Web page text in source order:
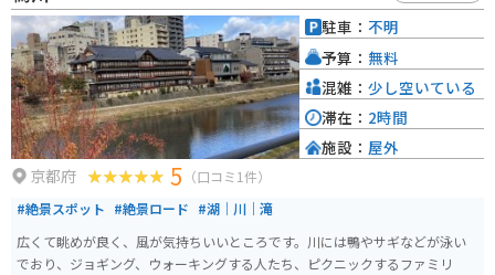
います。 8つのテーマ「かくれるにふれる」「いろ」「わざ」「すがた」「W
ONDER MOMENTS」「みずべ」「うごき」「つながり」は異なる世界を表現
しています。
京都府 5 （口コミ1件）
#絶景スポット #絶景ロード #湖｜川｜滝
広くて眺めが良く、風が気持ちいいところです。川には鴨やサギなどが泳い
でおり、ジョギング、ウォーキングする人たち、ピクニックするファミリ
駐車： 不明
予算： 無料
混雑： 少し空いている
滞在： 2時間
施設： 屋外